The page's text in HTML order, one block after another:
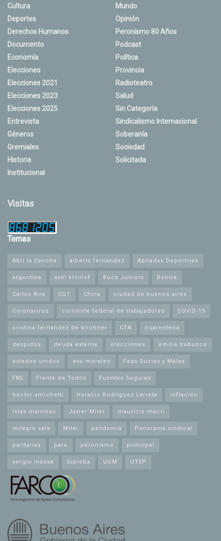
Cultura
Deportes
Derechos Humanos
Documento
Economía
Elecciones
Elecciones 2021
Elecciones 2023
Elecciones 2025
Entrevista
Géneros
Gremiales
Historia
Institucional
Mundo
Opinión
Peronismo 80 Años
Podcast
Política
Provincia
Radioteatro
Salud
Sin Categoría
Sindicalismo Internacional
Soberanía
Sociedad
Solicitada
Visitas
Temas
Abrí la Cancha alberto fernandez Apiladas Deportivas
argentina axel kicillof Boca Juniors Bolivia
Carlos Aira CGT China ciudad de buenos aires
Coronavirus corriente federal de trabajadores COVID-19
cristina fernandez de kirchner CTA cuarentena
despidos deuda externa elecciones emilia trabucco
estados unidos evo morales Feas Sucias y Malas
FMI Frente de Todos Fuentes Seguras
hector amichetti Horacio Rodríguez Larreta inflación
islas malvinas Javier Milei mauricio macri
milagro sala Milei pandemia Panorama sindical
paritarias paro peronismo principal
sergio massa Sipreba UOM UTEP